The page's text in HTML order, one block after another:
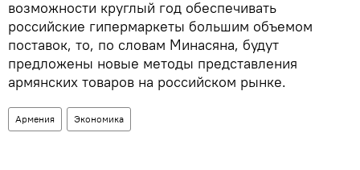
возможности круглый год обеспечивать
российские гипермаркеты большим объемом
поставок, то, по словам Минасяна, будут
предложены новые методы представления
армянских товаров на российском рынке.
Армения Экономика